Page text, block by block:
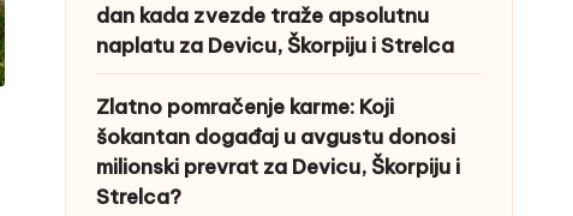
dan kada zvezde traže apsolutnu
naplatu za Devicu, Škorpiju i Strelca
Zlatno pomračenje karme: Koji
šokantan događaj u avgustu donosi
milionski prevrat za Devicu, Škorpiju i
Strelca?